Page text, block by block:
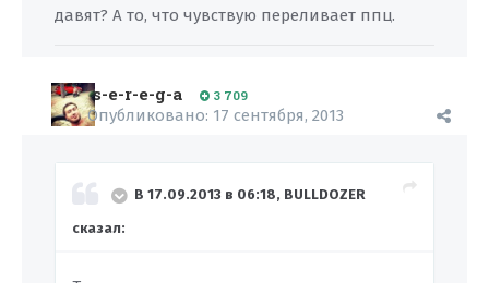
давят? А то, что чувствую переливает ппц.
s-e-r-e-g-a 3 709
Опубликовано: 17 сентября, 2013
В 17.09.2013 в 06:18, BULLDOZER
сказал: